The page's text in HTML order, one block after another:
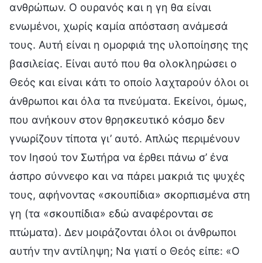
ανθρώπων. Ο ουρανός και η γη θα είναι
ενωμένοι, χωρίς καμία απόσταση ανάμεσά
τους. Αυτή είναι η ομορφιά της υλοποίησης της
βασιλείας. Είναι αυτό που θα ολοκληρώσει ο
Θεός και είναι κάτι το οποίο λαχταρούν όλοι οι
άνθρωποι και όλα τα πνεύματα. Εκείνοι, όμως,
που ανήκουν στον θρησκευτικό κόσμο δεν
γνωρίζουν τίποτα γι’ αυτό. Απλώς περιμένουν
τον Ιησού τον Σωτήρα να έρθει πάνω σ’ ένα
άσπρο σύννεφο και να πάρει μακριά τις ψυχές
τους, αφήνοντας «σκουπίδια» σκορπισμένα στη
γη (τα «σκουπίδια» εδώ αναφέρονται σε
πτώματα). Δεν μοιράζονται όλοι οι άνθρωποι
αυτήν την αντίληψη; Να γιατί ο Θεός είπε: «Ο